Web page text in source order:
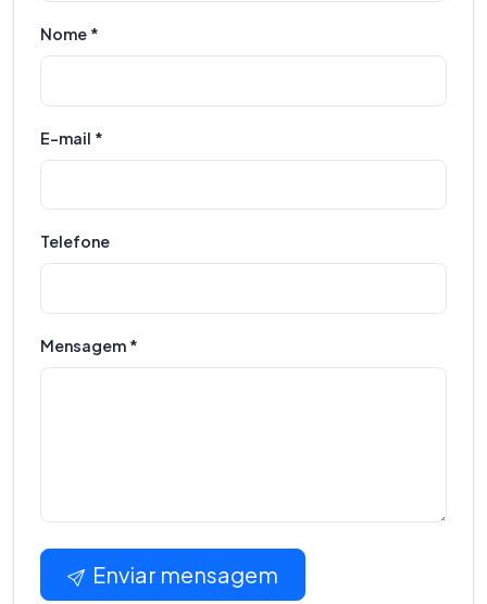
Nome *
E-mail *
Telefone
Mensagem *
Enviar mensagem